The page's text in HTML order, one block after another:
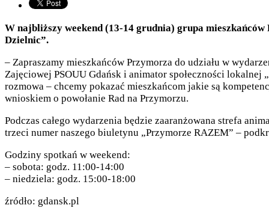
W najbliższy weekend (13-14 grudnia) grupa
Dzielnic”.
– Zapraszamy mieszkańców Przymorza do udziału w
Zajęciowej PSOUU Gdańsk i animator społeczności
rozmowa – chcemy pokazać mieszkańcom jakie są
wnioskiem o powołanie Rad na Przymorzu.
Podczas całego wydarzenia będzie zaaranżowana strefa
trzeci numer naszego biuletynu „Przymorze RAZEM” –
Godziny spotkań w weekend:
– sobota: godz. 11:00-14:00
– niedziela: godz. 15:00-18:00
źródło: gdansk.pl